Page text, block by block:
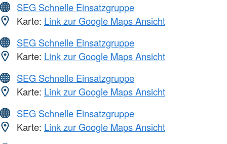
SEG Schnelle Einsatzgruppe
Karte: Link zur Google Maps Ansicht
SEG Schnelle Einsatzgruppe
Karte: Link zur Google Maps Ansicht
SEG Schnelle Einsatzgruppe
Karte: Link zur Google Maps Ansicht
SEG Schnelle Einsatzgruppe
Karte: Link zur Google Maps Ansicht